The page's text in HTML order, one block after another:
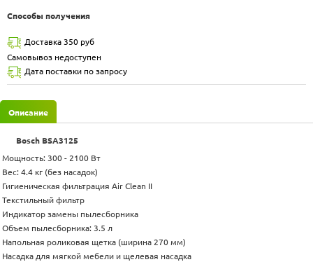
Способы получения
Доставка 350 руб
Самовывоз недоступен
Дата поставки по запросу
Описание
Bosch BSA3125
Мощность: 300 - 2100 Вт
Вес: 4.4 кг (без насадок)
Гигиеническая фильтрация Air Clean II
Текстильный фильтр
Индикатор замены пылесборника
Объем пылесборника: 3.5 л
Напольная роликовая щетка (ширина 270 мм)
Насадка для мягкой мебели и щелевая насадка